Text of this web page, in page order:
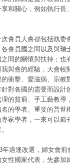
享和關心，例如執行長
次會員大會都包括執委
各會員國之間以及與瑞
之間的關懷與扶持；也
我與會的經驗，大會較
的衝擊、愛滋病、宗教
針對各國的需要而設計
理的貧窮、手工藝教導
名的學者、重要的普世
專家學者，一來可以
年適逢改選，婦女會
女性國家代表，先參加